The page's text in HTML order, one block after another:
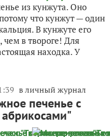
из кунжута. Оно
что кунжут — один
В кунжуте его
чем в твороге! Для
находка. У
в личный журнал
печенье с